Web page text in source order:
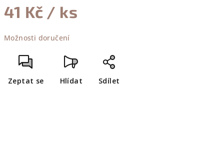
41 Kč / ks
cena:
Možnosti doručení
Zeptat se Hlídat Sdílet